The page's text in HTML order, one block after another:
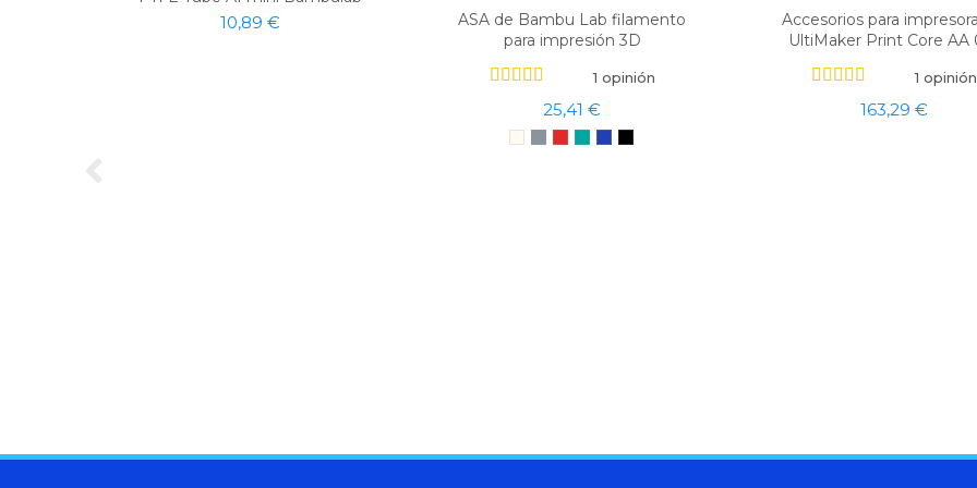
10,89 €
ASA de Bambu Lab filamento
para impresión 3D
1 opinión
25,41 €
Accesorios para
UltiMaker Print Core AA
1 opinión
163,29 €